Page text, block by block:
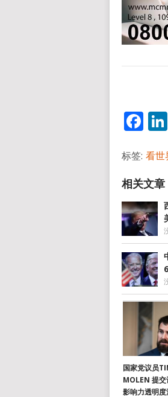
标签: 看世
国家党议员
MOLEN 提
影响力透明度